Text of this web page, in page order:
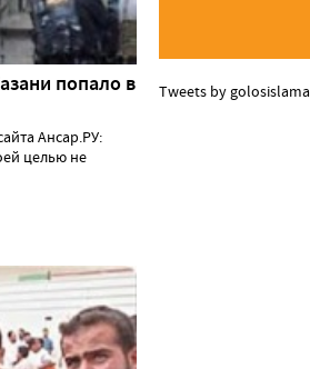
попало в
Ансар.РУ:
целью не
Tweets by golosislama